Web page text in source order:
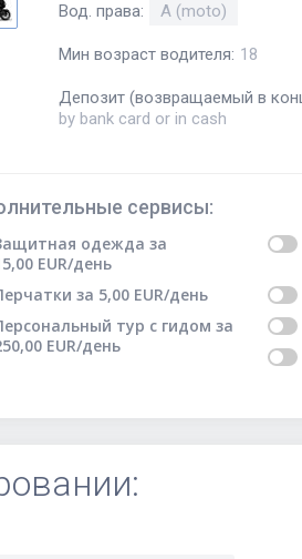
Вод. права: A (moto)
Мин возраст водителя: 18
Депозит (возвращаемый в
by bank card or in cash
сервисы:
одежда за
EUR/день
за 5,00 EUR/день
тур с гидом за
EUR/день